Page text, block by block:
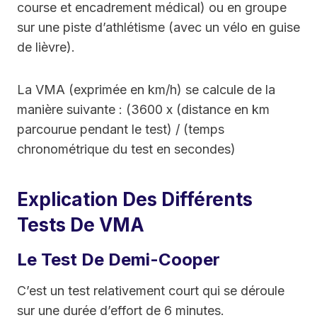
course et encadrement médical) ou en groupe
sur une piste d’athlétisme (avec un vélo en guise
de lièvre).
La VMA (exprimée en km/h) se calcule de la
manière suivante : (3600 x (distance en km
parcourue pendant le test) / (temps
chronométrique du test en secondes)
Explication Des Différents
Tests De VMA
Le Test De Demi-Cooper
C’est un test relativement court qui se déroule
sur une durée d’effort de 6 minutes.